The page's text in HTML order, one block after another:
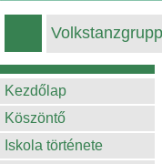
Kezdőlap
Köszöntő
Iskola története